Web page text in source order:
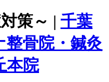
策～ | 千葉
骨院・鍼灸
本院